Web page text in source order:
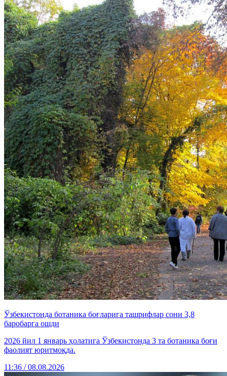
Ўзбекистонда ботаника боғларига ташрифлар сони 3,8
баробарга ошди
2026 йил 1 январь ҳолатига Ўзбекистонда 3 та ботаника боғи
фаолият юритмоқда.
11:36 / 08.08.2026